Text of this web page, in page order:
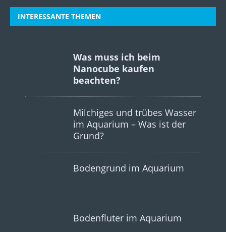
INTERESSANTE THEMEN
Was muss ich beim
Nanocube kaufen
beachten?
Milchiges und trübes Wasser
im Aquarium – Was ist der
Grund?
Bodengrund im Aquarium
Bodenfluter im Aquarium